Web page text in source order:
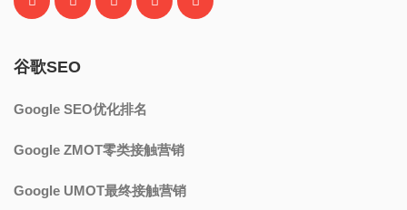
谷歌SEO
Google SEO优化排名
Google ZMOT零类接触营销
Google UMOT最终接触营销